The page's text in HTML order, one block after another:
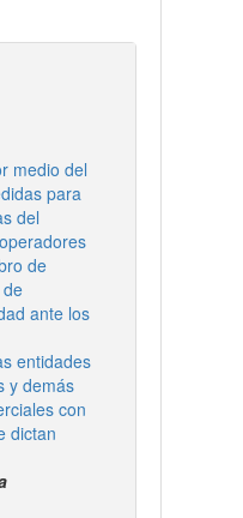
medio del
para
del
de
ante los
entidades
y demás
con
dictan